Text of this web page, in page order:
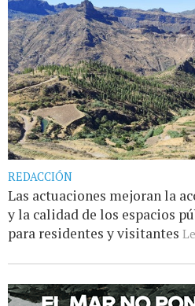
REDACCIÓN
Las actuaciones mejoran la
y la calidad de los espacios
para residentes y visitantes